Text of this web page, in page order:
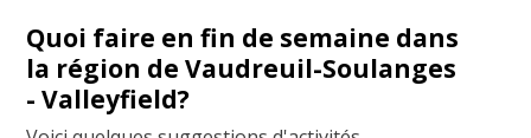
Quoi faire en fin de semaine dans
la région de Vaudreuil-Soulanges
- Valleyfield?